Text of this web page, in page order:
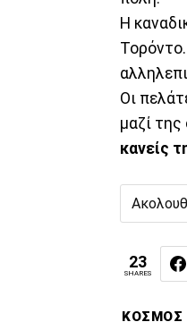
Η
Οι
μαζί
κανείς
23
SHARES
ΚΟΣΜΟΣ